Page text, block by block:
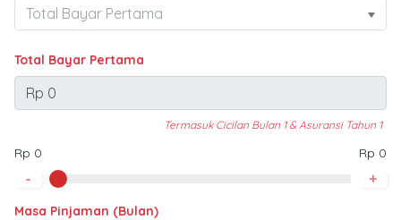
Total Bayar Pertama
Termasuk Cicilan Bulan 1 & Asuransi Tahun 1
Rp 0 Rp 0
- +
Masa Pinjaman (Bulan)